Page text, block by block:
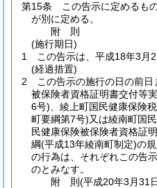
第15条
この告示に定めるも
が別に定める。
附 則
(施行期日)
1
この告示は、平成18年3月
(経過措置)
2
この告示の施行の日の前
被保険者資格証明書交付等
6号) 、綾上町国民健康保険
町要綱第7号)又は綾南町国
民健康保険被保険者資格証
綱(平成13年綾南町制定)の
の行為は、それぞれこの告
のとみなす。
附 則(平成20年3月31